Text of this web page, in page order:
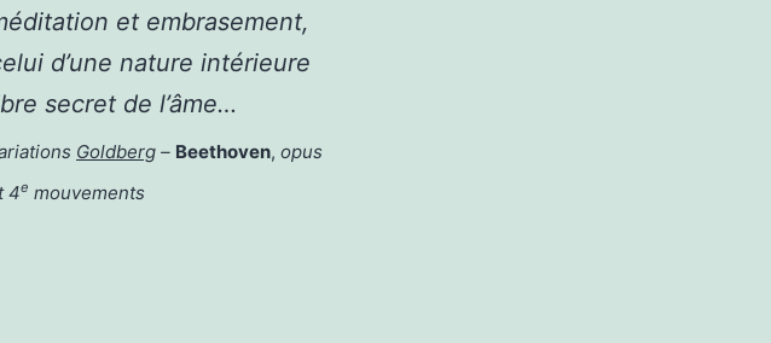
et embrasement,
d’une nature intérieure
secret de l’âme…
Goldberg – Beethoven, opus
4e mouvements